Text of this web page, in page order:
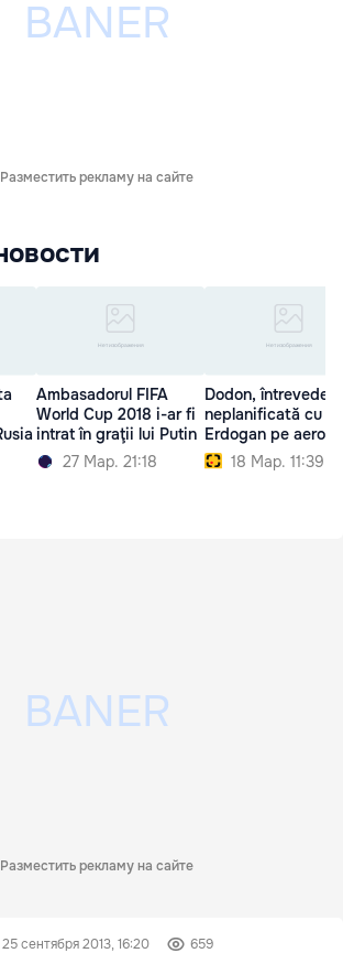
Разместить рекламу на сайте
Ambasadorul FIFA
World Cup 2018 i-ar fi
intrat în graţii lui Putin
27 Мар. 21:18
Dodon, întrevedere
neplanificată cu
Erdogan pe
18 Мар. 11:39
Разместить рекламу на сайте
25 сентября 2013, 16:20 659